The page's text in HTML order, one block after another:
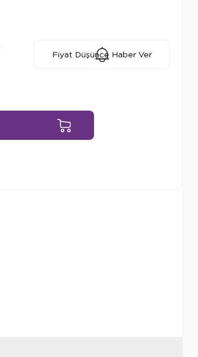
Fiyat Düşünce Haber Ver